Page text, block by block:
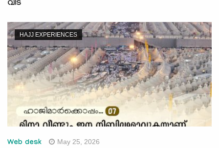
വിട
HAJJ EXPERIENCES
Web desk May 25, 2026